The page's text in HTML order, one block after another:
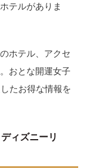
テルがありま
ホテル、アクセ
おとな開運女子
たお得な情報を
ィズニーリ